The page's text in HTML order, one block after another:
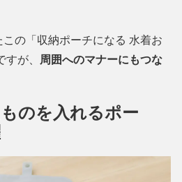
の「収納ポーチになる 水着お
が、
周囲へのマナーにもつな
のを入れるポー